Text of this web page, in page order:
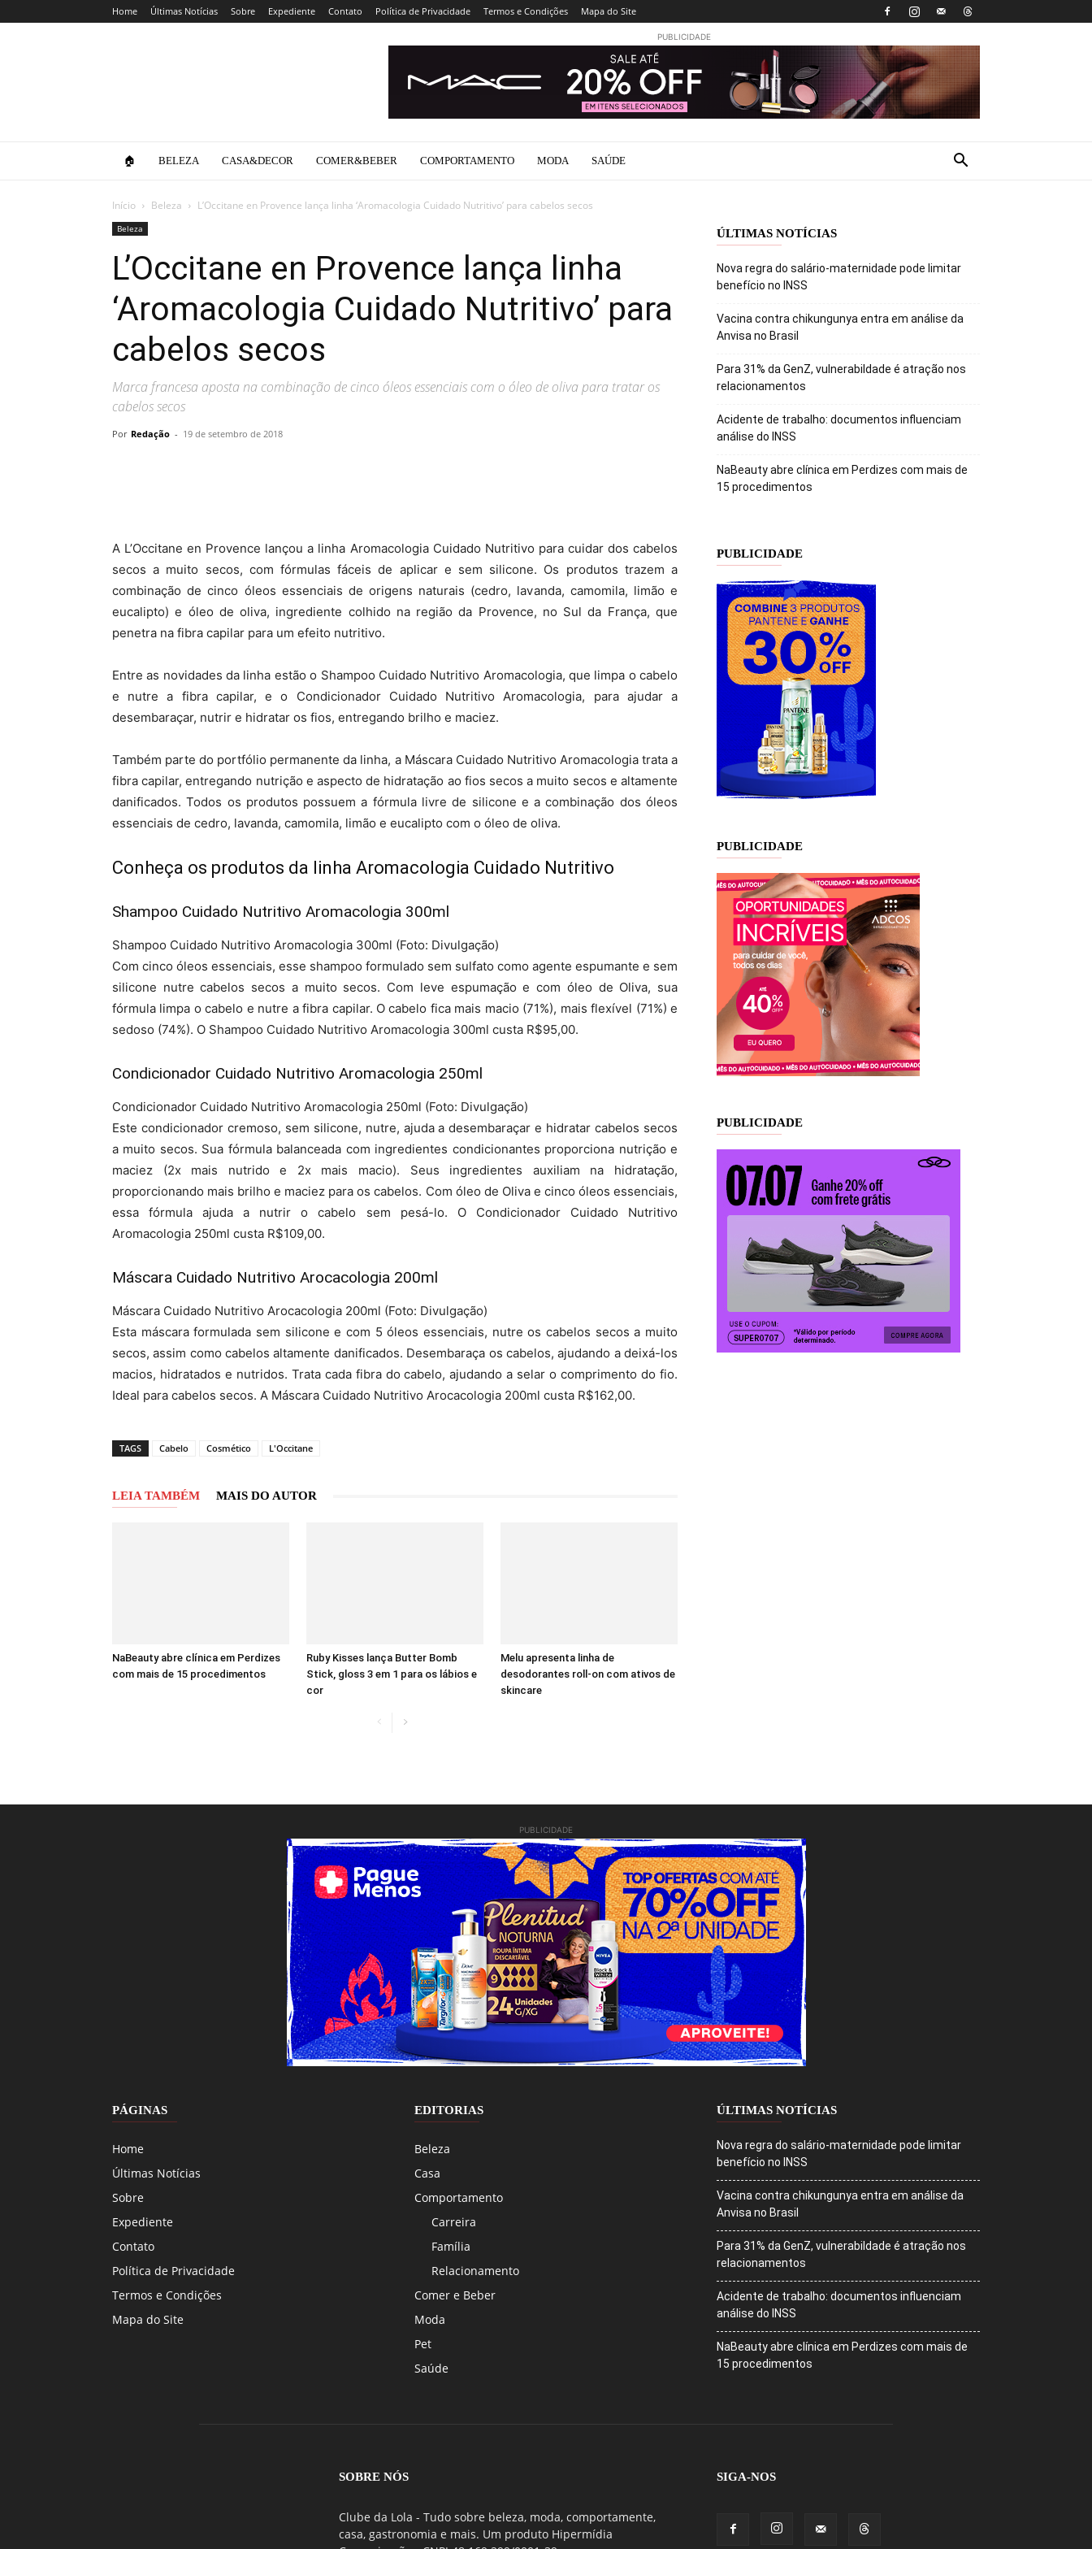
Home Últimas Notícias Sobre Expediente Contato Política de Privacidade Termos e Condições Mapa do Site
PUBLICIDADE
🏠 BELEZA CASA&DECOR COMER&BEBER COMPORTAMENTO MODA SAÚDE
Início Beleza L’Occitane en Provence lança linha ‘Aromacologia Cuidado Nutritivo’ para cabelos secos
Beleza
L’Occitane en Provence lança linha
‘Aromacologia Cuidado Nutritivo’ para
cabelos secos
Marca francesa aposta na combinação de cinco óleos essenciais com o óleo de oliva para tratar os
cabelos secos
Por Redação - 19 de setembro de 2018
A L’Occitane en Provence lançou a linha Aromacologia Cuidado Nutritivo para cuidar dos cabelos
secos a muito secos, com fórmulas fáceis de aplicar e sem silicone. Os produtos trazem a
combinação de cinco óleos essenciais de origens naturais (cedro, lavanda, camomila, limão e
eucalipto) e óleo de oliva, ingrediente colhido na região da Provence, no Sul da França, que
penetra na fibra capilar para um efeito nutritivo.
Entre as novidades da linha estão o Shampoo Cuidado Nutritivo Aromacologia, que limpa o cabelo
e nutre a fibra capilar, e o Condicionador Cuidado Nutritivo Aromacologia, para ajudar a
desembaraçar, nutrir e hidratar os fios, entregando brilho e maciez.
Também parte do portfólio permanente da linha, a Máscara Cuidado Nutritivo Aromacologia trata a
fibra capilar, entregando nutrição e aspecto de hidratação ao fios secos a muito secos e altamente
danificados. Todos os produtos possuem a fórmula livre de silicone e a combinação dos óleos
essenciais de cedro, lavanda, camomila, limão e eucalipto com o óleo de oliva.
Conheça os produtos da linha Aromacologia Cuidado Nutritivo
Shampoo Cuidado Nutritivo Aromacologia 300ml
Shampoo Cuidado Nutritivo Aromacologia 300ml (Foto: Divulgação)
Com cinco óleos essenciais, esse shampoo formulado sem sulfato como agente espumante e sem
silicone nutre cabelos secos a muito secos. Com leve espumação e com óleo de Oliva, sua
fórmula limpa o cabelo e nutre a fibra capilar. O cabelo fica mais macio (71%), mais flexível (71%) e
sedoso (74%). O Shampoo Cuidado Nutritivo Aromacologia 300ml custa R$95,00.
Condicionador Cuidado Nutritivo Aromacologia 250ml
Condicionador Cuidado Nutritivo Aromacologia 250ml (Foto: Divulgação)
Este condicionador cremoso, sem silicone, nutre, ajuda a desembaraçar e hidratar cabelos secos
a muito secos. Sua fórmula balanceada com ingredientes condicionantes proporciona nutrição e
maciez (2x mais nutrido e 2x mais macio). Seus ingredientes auxiliam na hidratação,
proporcionando mais brilho e maciez para os cabelos. Com óleo de Oliva e cinco óleos essenciais,
essa fórmula ajuda a nutrir o cabelo sem pesá-lo. O Condicionador Cuidado Nutritivo
Aromacologia 250ml custa R$109,00.
Máscara Cuidado Nutritivo Arocacologia 200ml
Máscara Cuidado Nutritivo Arocacologia 200ml (Foto: Divulgação)
Esta máscara formulada sem silicone e com 5 óleos essenciais, nutre os cabelos secos a muito
secos, assim como cabelos altamente danificados. Desembaraça os cabelos, ajudando a deixá-los
macios, hidratados e nutridos. Trata cada fibra do cabelo, ajudando a selar o comprimento do fio.
Ideal para cabelos secos. A Máscara Cuidado Nutritivo Arocacologia 200ml custa R$162,00.
TAGS Cabelo Cosmético L'Occitane
LEIA TAMBÉM MAIS DO AUTOR
NaBeauty abre clínica em Perdizes
com mais de 15 procedimentos
Ruby Kisses lança Butter Bomb
Stick, gloss 3 em 1 para os lábios e
cor
Melu apresenta linha de
desodorantes roll-on com ativos de
skincare
ÚLTIMAS NOTÍCIAS
Nova regra do salário-maternidade pode limitar
benefício no INSS
Vacina contra chikungunya entra em análise da
Anvisa no Brasil
Para 31% da GenZ, vulnerabildade é atração nos
relacionamentos
Acidente de trabalho: documentos influenciam
análise do INSS
NaBeauty abre clínica em Perdizes com mais de
15 procedimentos
PUBLICIDADE
PUBLICIDADE
PUBLICIDADE
PUBLICIDADE
PÁGINAS
Home
Últimas Notícias
Sobre
Expediente
Contato
Política de Privacidade
Termos e Condições
Mapa do Site
EDITORIAS
Beleza
Casa
Comportamento
Carreira
Família
Relacionamento
Comer e Beber
Moda
Pet
Saúde
ÚLTIMAS NOTÍCIAS
Nova regra do salário-maternidade pode limitar
benefício no INSS
Vacina contra chikungunya entra em análise da
Anvisa no Brasil
Para 31% da GenZ, vulnerabildade é atração nos
relacionamentos
Acidente de trabalho: documentos influenciam
análise do INSS
NaBeauty abre clínica em Perdizes com mais de
15 procedimentos
SOBRE NÓS
Clube da Lola - Tudo sobre beleza, moda, comportamente,
casa, gastronomia e mais. Um produto Hipermídia
SIGA-NOS